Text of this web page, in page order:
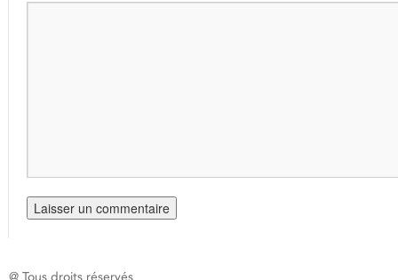
@ Tous droits réservés